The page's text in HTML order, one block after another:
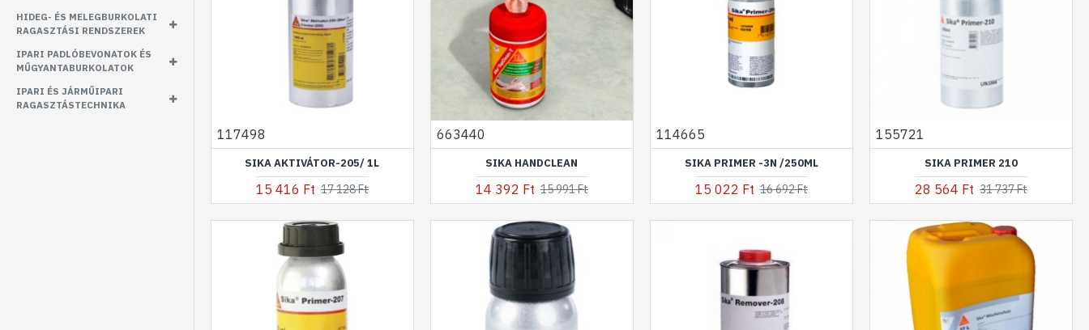
HIDEG- ÉS MELEGBURKOLATI
RAGASZTÁSI RENDSZEREK
IPARI PADLÓBEVONATOK ÉS
MŰGYANTABURKOLATOK
IPARI ÉS JÁRMŰIPARI
RAGASZTÁSTECHNIKA
117498
SIKA AKTIVÁTOR-205/ 1L
15 416 Ft 17 128 Ft
663440
SIKA HANDCLEAN
14 392 Ft 15 991 Ft
114665
SIKA PRIMER -3N /250ML
15 022 Ft 16 692 Ft
155721
SIKA PRIMER 210
28 564 Ft 31 737 Ft